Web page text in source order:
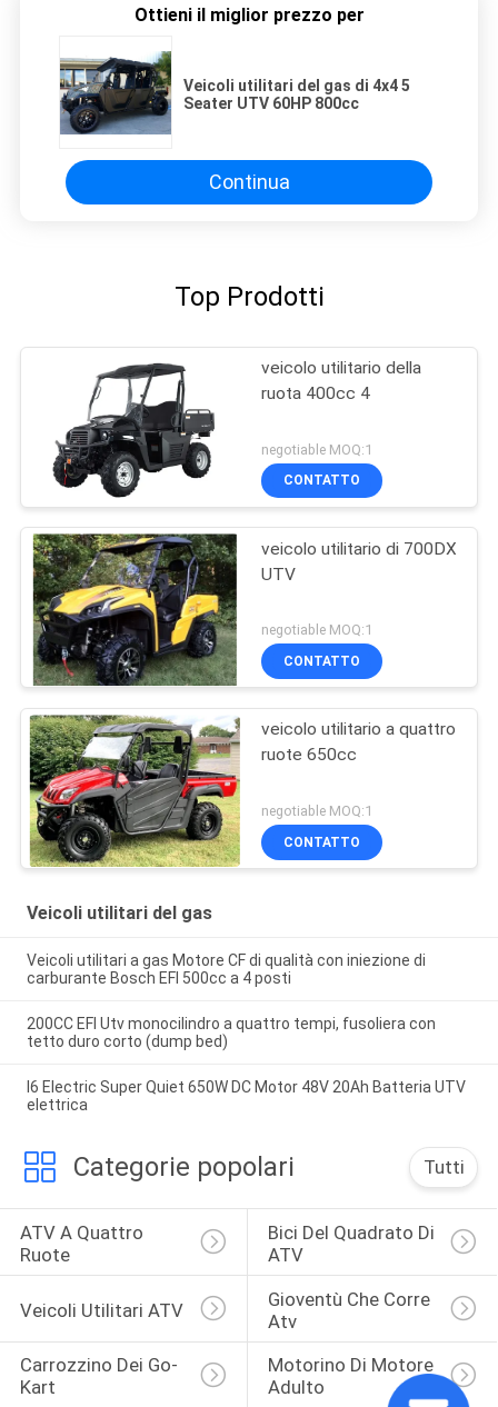
Ottieni il miglior prezzo per
Veicoli utilitari del gas di 4x4 5
Seater UTV 60HP 800cc
Continua
Top Prodotti
veicolo utilitario della
ruota 400cc 4
negotiable MOQ:1
CONTATTO
veicolo utilitario di 700DX
UTV
negotiable MOQ:1
CONTATTO
veicolo utilitario a quattro
ruote 650cc
negotiable MOQ:1
CONTATTO
Veicoli utilitari del gas
Veicoli utilitari a gas Motore CF di qualità con iniezione di
carburante Bosch EFI 500cc a 4 posti
200CC EFI Utv monocilindro a quattro tempi, fusoliera con
tetto duro corto (dump bed)
I6 Electric Super Quiet 650W DC Motor 48V 20Ah Batteria UTV
elettrica
Categorie popolari Tutti
ATV A Quattro
Ruote
Bici Del Quadrato Di
ATV
Veicoli Utilitari ATV
Gioventù Che Corre
Atv
Carrozzino Dei Go-
Kart
Motorino Di Motore
Adulto